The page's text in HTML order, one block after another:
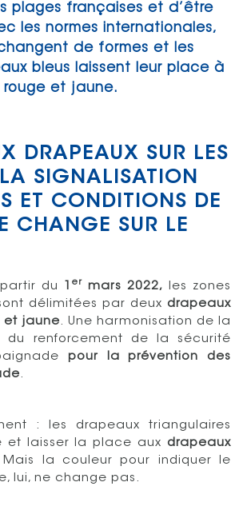
plages françaises et d’être
les normes internationales,
de formes et les
bleus laissent leur place à
et jaune.
DRAPEAUX SUR LES
SIGNALISATION
ET CONDITIONS DE
CHANGE SUR LE
du er mars 2022, les zones
délimitées par deux drapeaux
et jaune. Une harmonisation de la
du renforcement de la sécurité
pour la prévention des
.
: les drapeaux triangulaires
et laisser la place aux drapeaux
Mais la couleur pour indiquer le
lui, ne change pas.